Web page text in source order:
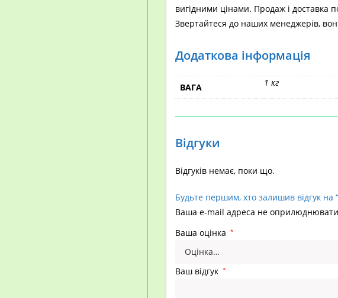
вигідними цінами. Продаж і доставка
Звертайтеся до наших менеджерів,
Додаткова інформація
ВАГА 1 кг
Відгуки
Відгуків немає, поки що.
Будьте першим, хто залишив відгук на
Ваша e-mail адреса не
Ваша оцінка *
Ваш відгук *